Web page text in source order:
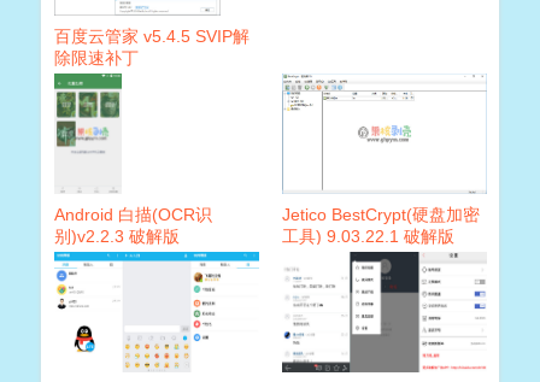
百度云管家 v5.4.5 SVIP解
除限速补丁
Android 白描(OCR识
别)v2.2.3 破解版
Jetico BestCrypt(硬盘加密
工具) 9.03.22.1 破解版